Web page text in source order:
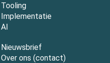
Tooling
Implementatie
AI
Nieuwsbrief
Over ons (contact)